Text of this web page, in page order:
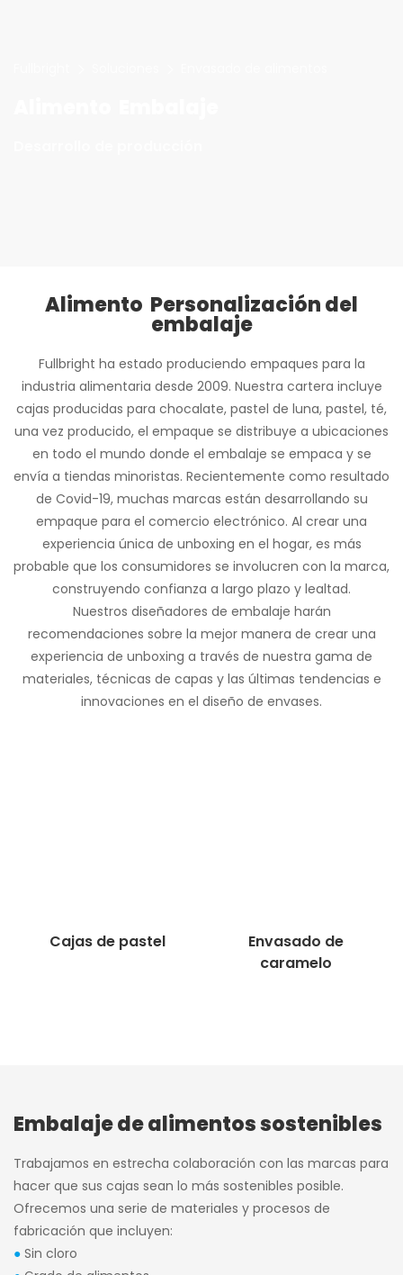
Alimento Personalización del
embalaje
Fullbright ha estado produciendo empaques para la
industria alimentaria desde 2009. Nuestra cartera incluye
cajas producidas para chocalate, pastel de luna, pastel, té,
una vez producido, el empaque se distribuye a ubicaciones
en todo el mundo donde el embalaje se empaca y se
envía a tiendas minoristas. Recientemente como resultado
de Covid-19, muchas marcas están desarrollando su
empaque para el comercio electrónico. Al crear una
experiencia única de unboxing en el hogar, es más
probable que los consumidores se involucren con la marca,
construyendo confianza a largo plazo y lealtad.
Nuestros diseñadores de embalaje harán
recomendaciones sobre la mejor manera de crear una
experiencia de unboxing a través de nuestra gama de
materiales, técnicas de capas y las últimas tendencias e
innovaciones en el diseño de envases.
Cajas de pastel
Envasado de
caramelo
Embalaje de alimentos sostenibles
Trabajamos en estrecha colaboración con las marcas para
hacer que sus cajas sean lo más sostenibles posible.
Ofrecemos una serie de materiales y procesos de
fabricación que incluyen:
● Sin cloro